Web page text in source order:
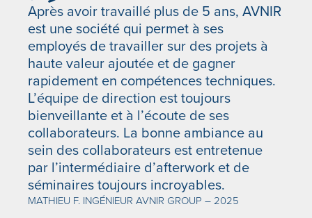
Après avoir travaillé plus de 5 ans, AVNIR
est une société qui permet à ses
employés de travailler sur des projets à
haute valeur ajoutée et de gagner
rapidement en compétences techniques.
L’équipe de direction est toujours
bienveillante et à l’écoute de ses
collaborateurs. La bonne ambiance au
sein des collaborateurs est entretenue
par l’intermédiaire d’afterwork et de
séminaires toujours incroyables.
MATHIEU F. INGÉNIEUR AVNIR GROUP – 2025